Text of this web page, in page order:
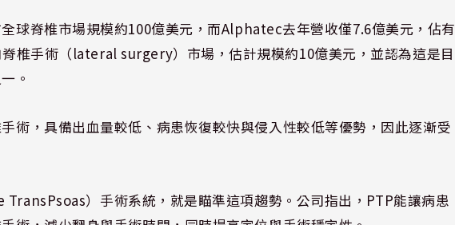
球脊椎市場規模約100億美元，而Alphatec去年營收僅7.6億美元，佔有
椎手術（lateral surgery）市場，估計規模約10億美元，並認為這是目
。
術，具備出血量較低、病患恢復較快與侵入性較低等優勢，因此逐漸受
）手術系統，就是瞄準這項趨勢。公司指出，PTP能讓病患